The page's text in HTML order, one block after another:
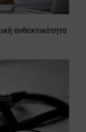
ανθεκτικότητα